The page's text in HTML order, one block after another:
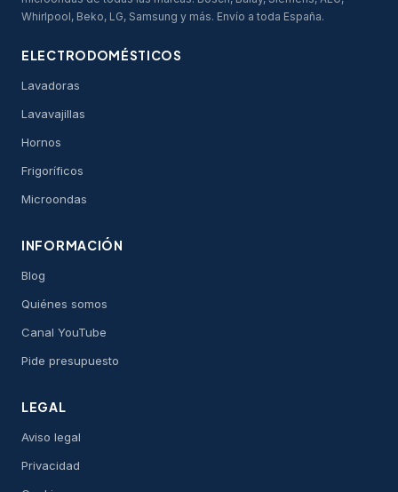
Whirlpool, Beko, LG, Samsung y más. Envío a toda España.
ELECTRODOMÉSTICOS
Lavadoras
Lavavajillas
Hornos
Frigoríficos
Microondas
INFORMACIÓN
Blog
Quiénes somos
Canal YouTube
Pide presupuesto
LEGAL
Aviso legal
Privacidad